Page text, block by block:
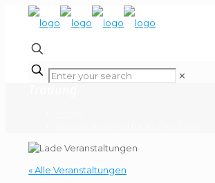
✕
« Alle Veranstaltungen